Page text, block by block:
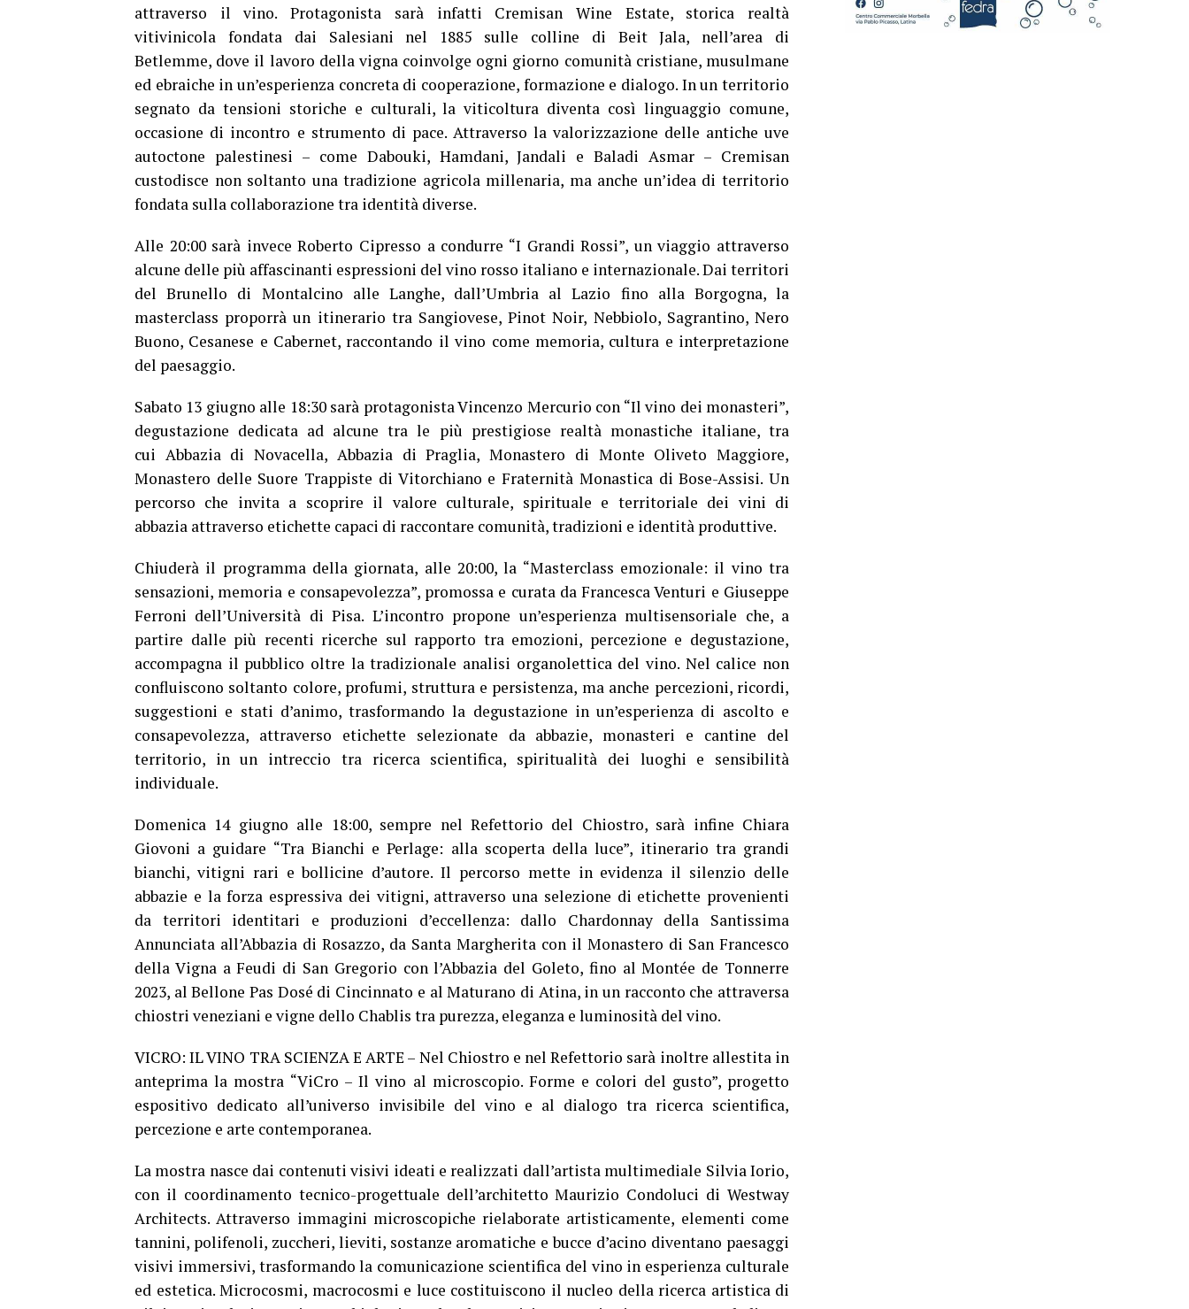
attraverso il vino. Protagonista sarà infatti Cremisan Wine Estate, storica realtà
vitivinicola fondata dai Salesiani nel 1885 sulle colline di Beit Jala, nell’area di
Betlemme, dove il lavoro della vigna coinvolge ogni giorno comunità cristiane, musulmane
ed ebraiche in un’esperienza concreta di cooperazione, formazione e dialogo. In un territorio
segnato da tensioni storiche e culturali, la viticoltura diventa così linguaggio comune,
occasione di incontro e strumento di pace. Attraverso la valorizzazione delle antiche uve
autoctone palestinesi – come Dabouki, Hamdani, Jandali e Baladi Asmar – Cremisan
custodisce non soltanto una tradizione agricola millenaria, ma anche un’idea di territorio
fondata sulla collaborazione tra identità diverse.
Alle 20:00 sarà invece Roberto Cipresso a condurre “I Grandi Rossi”, un viaggio attraverso
alcune delle più affascinanti espressioni del vino rosso italiano e internazionale. Dai territori
del Brunello di Montalcino alle Langhe, dall’Umbria al Lazio fino alla Borgogna, la
masterclass proporrà un itinerario tra Sangiovese, Pinot Noir, Nebbiolo, Sagrantino, Nero
Buono, Cesanese e Cabernet, raccontando il vino come memoria, cultura e interpretazione
del paesaggio.
Sabato 13 giugno alle 18:30 sarà protagonista Vincenzo Mercurio con “Il vino dei monasteri”,
degustazione dedicata ad alcune tra le più prestigiose realtà monastiche italiane, tra
cui Abbazia di Novacella, Abbazia di Praglia, Monastero di Monte Oliveto Maggiore,
Monastero delle Suore Trappiste di Vitorchiano e Fraternità Monastica di Bose-Assisi. Un
percorso che invita a scoprire il valore culturale, spirituale e territoriale dei vini di
abbazia attraverso etichette capaci di raccontare comunità, tradizioni e identità produttive.
Chiuderà il programma della giornata, alle 20:00, la “Masterclass emozionale: il vino tra
sensazioni, memoria e consapevolezza”, promossa e curata da Francesca Venturi e Giuseppe
Ferroni dell’Università di Pisa. L’incontro propone un’esperienza multisensoriale che, a
partire dalle più recenti ricerche sul rapporto tra emozioni, percezione e degustazione,
accompagna il pubblico oltre la tradizionale analisi organolettica del vino. Nel calice non
confluiscono soltanto colore, profumi, struttura e persistenza, ma anche percezioni, ricordi,
suggestioni e stati d’animo, trasformando la degustazione in un’esperienza di ascolto e
consapevolezza, attraverso etichette selezionate da abbazie, monasteri e cantine del
territorio, in un intreccio tra ricerca scientifica, spiritualità dei luoghi e sensibilità
individuale.
Domenica 14 giugno alle 18:00, sempre nel Refettorio del Chiostro, sarà infine Chiara
Giovoni a guidare “Tra Bianchi e Perlage: alla scoperta della luce”, itinerario tra grandi
bianchi, vitigni rari e bollicine d’autore. Il percorso mette in evidenza il silenzio delle
abbazie e la forza espressiva dei vitigni, attraverso una selezione di etichette provenienti
da territori identitari e produzioni d’eccellenza: dallo Chardonnay della Santissima
Annunciata all’Abbazia di Rosazzo, da Santa Margherita con il Monastero di San Francesco
della Vigna a Feudi di San Gregorio con l’Abbazia del Goleto, fino al Montée de Tonnerre
2023, al Bellone Pas Dosé di Cincinnato e al Maturano di Atina, in un racconto che attraversa
chiostri veneziani e vigne dello Chablis tra purezza, eleganza e luminosità del vino.
VICRO: IL VINO TRA SCIENZA E ARTE – Nel Chiostro e nel Refettorio sarà inoltre allestita in
anteprima la mostra “ViCro – Il vino al microscopio. Forme e colori del gusto”, progetto
espositivo dedicato all’universo invisibile del vino e al dialogo tra ricerca scientifica,
percezione e arte contemporanea.
La mostra nasce dai contenuti visivi ideati e realizzati dall’artista multimediale Silvia Iorio,
con il coordinamento tecnico-progettuale dell’architetto Maurizio Condoluci di Westway
Architects. Attraverso immagini microscopiche rielaborate artisticamente, elementi come
tannini, polifenoli, zuccheri, lieviti, sostanze aromatiche e bucce d’acino diventano paesaggi
visivi immersivi, trasformando la comunicazione scientifica del vino in esperienza culturale
ed estetica. Microcosmi, macrocosmi e luce costituiscono il nucleo della ricerca artistica di